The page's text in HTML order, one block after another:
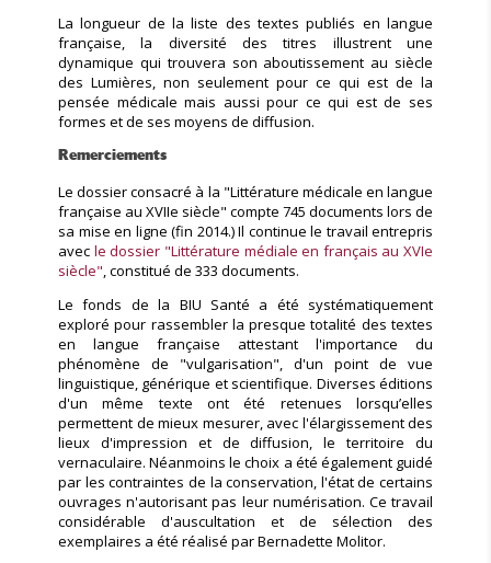
La longueur de la liste des textes publiés en langue
française, la diversité des titres illustrent une
dynamique qui trouvera son aboutissement au siècle
des Lumières, non seulement pour ce qui est de la
pensée médicale mais aussi pour ce qui est de ses
formes et de ses moyens de diffusion.
Remerciements
Le dossier consacré à la "Littérature médicale en langue
française au XVIIe siècle" compte 745 documents lors de
sa mise en ligne (fin 2014.) Il continue le travail entrepris
avec le dossier "Littérature médiale en français au XVIe
siècle", constitué de 333 documents.
Le fonds de la BIU Santé a été systématiquement
exploré pour rassembler la presque totalité des textes
en langue française attestant l'importance du
phénomène de "vulgarisation", d'un point de vue
linguistique, générique et scientifique. Diverses éditions
d'un même texte ont été retenues lorsqu’elles
permettent de mieux mesurer, avec l'élargissement des
lieux d'impression et de diffusion, le territoire du
vernaculaire. Néanmoins le choix a été également guidé
par les contraintes de la conservation, l'état de certains
ouvrages n'autorisant pas leur numérisation. Ce travail
considérable d'auscultation et de sélection des
exemplaires a été réalisé par Bernadette Molitor.